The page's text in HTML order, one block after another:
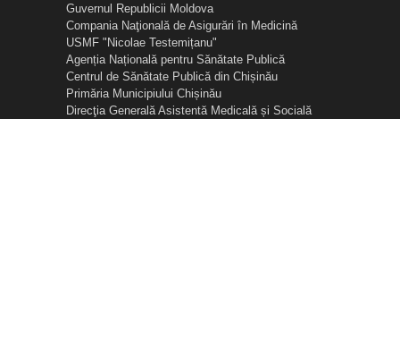
Guvernul Republicii Moldova
Compania Naţională de Asigurări în Medicină
USMF "Nicolae Testemițanu"
Agenția Națională pentru Sănătate Publică
Centrul de Sănătate Publică din Chișinău
Primăria Municipiului Chișinău
Direcţia Generală Asistentă Medicală și Socială